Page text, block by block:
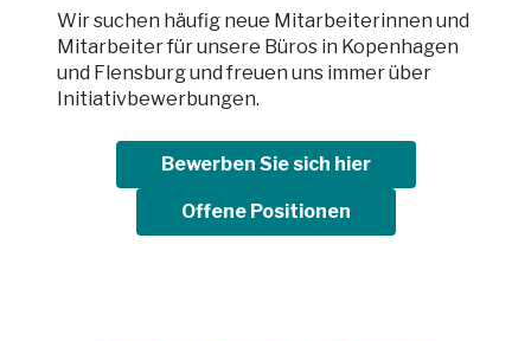
Wir suchen häufig neue Mitarbeiterinnen und
Mitarbeiter für unsere Büros in Kopenhagen
und Flensburg und freuen uns immer über
Initiativbewerbungen.
Bewerben Sie sich hier
Offene Positionen